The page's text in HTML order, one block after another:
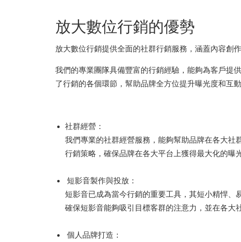
放大數位行銷的優勢
放大數位行銷提供全面的社群行銷服務，涵蓋內容創
我們的專業團隊具備豐富的行銷經驗，能夠為客戶提
了行銷的各個環節，幫助品牌全方位提升曝光度和互
社群經營：
我們專業的社群經營服務，能夠幫助品牌在各大
行銷策略，確保品牌在各大平台上獲得最大化的曝
短影音製作與投放：
短影音已成為當今行銷的重要工具，其短小精悍、
確保短影音能夠吸引目標客群的注意力，並在各大
個人品牌打造：